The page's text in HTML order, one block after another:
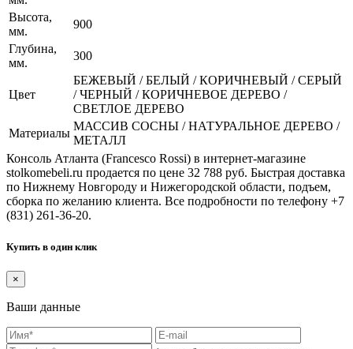
Высота,
мм.
900
Глубина,
мм.
300
Цвет
БЕЖЕВЫЙ / БЕЛЫЙ / КОРИЧНЕВЫЙ / СЕРЫЙ
/ ЧЕРНЫЙ / КОРИЧНЕВОЕ ДЕРЕВО /
СВЕТЛОЕ ДЕРЕВО
Материалы
МАССИВ СОСНЫ / НАТУРАЛЬНОЕ ДЕРЕВО /
МЕТАЛЛ
Консоль Атланта (Francesco Rossi) в интернет-магазине
stolkomebeli.ru продается по цене 32 788 руб. Быстрая доставка
по Нижнему Новгороду и Нижегородской области, подъем,
сборка по желанию клиента. Все подробности по телефону +7
(831) 261-36-20.
Купить в один клик
×
Ваши данные